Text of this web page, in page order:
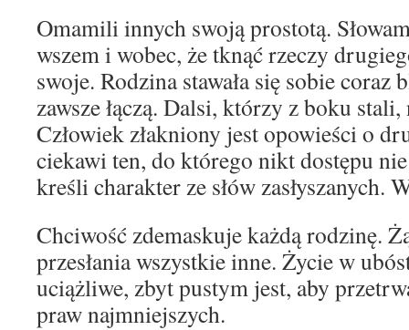
Omamili innych swoją prostotą.
wszem i wobec, że tknąć rzeczy
swoje. Rodzina stawała się sobie coraz
zawsze łączą. Dalsi, którzy z boku
Człowiek złakniony jest opowieści o
ciekawi ten, do którego nikt dostępu
kreśli charakter ze słów zasłyszanych.
Chciwość zdemaskuje każdą rodzinę.
przesłania wszystkie inne. Życie w
uciążliwe, zbyt pustym jest, aby
praw najmniejszych.